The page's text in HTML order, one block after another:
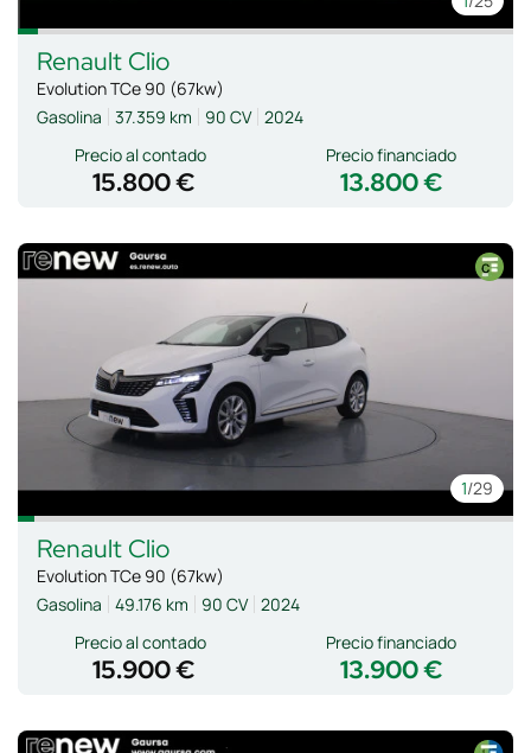
Renault Clio
Evolution TCe 90 (67kw)
Gasolina
37.359 km 90 CV 2024
Precio al contado
15.800 € 13.800 €
Precio financiado
1/29
Renault Clio
Evolution TCe 90 (67kw)
Gasolina
49.176 km 90 CV 2024
Precio al contado
15.900 € 13.900 €
Precio financiado